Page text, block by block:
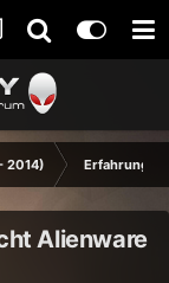
2014)
Alienware